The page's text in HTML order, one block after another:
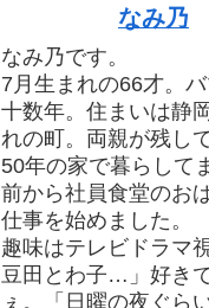
なみ乃
なみ乃です。
7月生まれの66才。
十数年。住まいは静
れの町。両親が残し
50年の家で暮らして
前から社員食堂のお
仕事を始めました。
趣味はテレビドラマ
豆田とわ子…」好き
ぇ。「日曜の夜ぐら